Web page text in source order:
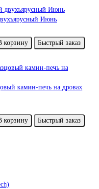
Июнь
корзину
Быстрый заказ
камин-печь на дровах
корзину
Быстрый заказ